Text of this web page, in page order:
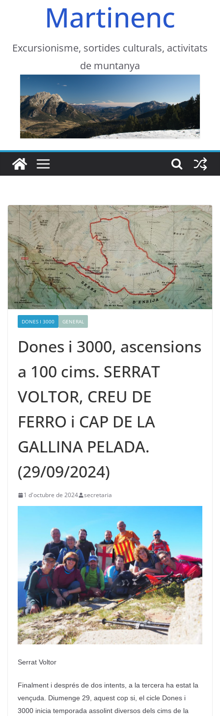
Martinenc
Excursionisme, sortides culturals, activitats
de muntanya
DONES I 3000 GENERAL
Dones i 3000, ascensions
a 100 cims. SERRAT
VOLTOR, CREU DE
FERRO i CAP DE LA
GALLINA PELADA.
(29/09/2024)
1 d'octubre de 2024 secretaria
Serrat Voltor
Finalment i després de dos intents, a la tercera ha estat la
vençuda. Diumenge 29, aquest cop si, el cicle Dones i
3000 inicia temporada assolint diversos dels cims de la